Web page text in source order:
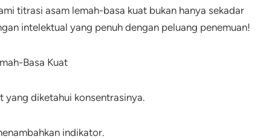
titrasi asam lemah-basa kuat bukan hanya sekadar
intelektual yang penuh dengan peluang penemuan!
Basa Kuat
yang diketahui konsentrasinya.
indikator.